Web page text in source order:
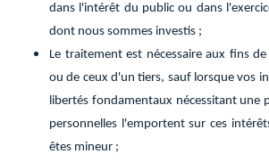
dans l'intérêt du public ou dans
dont nous sommes investis ;
Le traitement est nécessaire aux fins
ou de ceux d'un tiers, sauf lorsque vos
libertés fondamentaux nécessitant une
personnelles l'emportent sur ces
êtes mineur ;